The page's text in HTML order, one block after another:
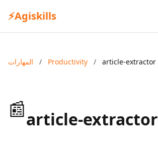
⚡Agiskills
المهارات / Productivity / article-extractor
📰article-extractor